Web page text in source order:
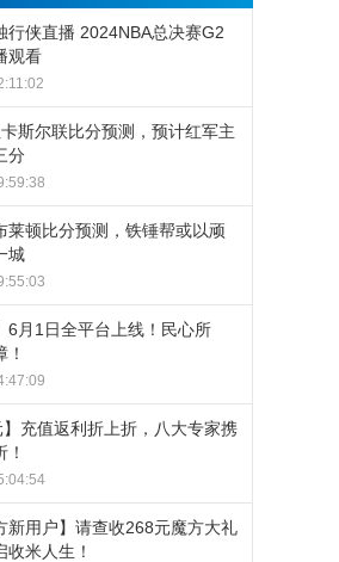
总决赛G2
观看
斯尔联比分预测，预计红军主
分
莱顿比分预测，铁锤帮或以顽
城
6月1日全平台上线！民心所
】充值返利折上折，八大专家携
新用户】请查收268元魔方大礼
米人生！